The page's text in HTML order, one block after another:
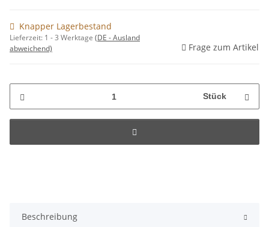
Knapper Lagerbestand
Lieferzeit: 1 - 3 Werktage (DE - Ausland
abweichend)
Frage zum Artikel
Stück
Beschreibung